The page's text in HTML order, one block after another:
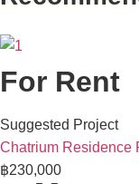
For Rent
Suggested Project
Chatrium Residence
฿230,000